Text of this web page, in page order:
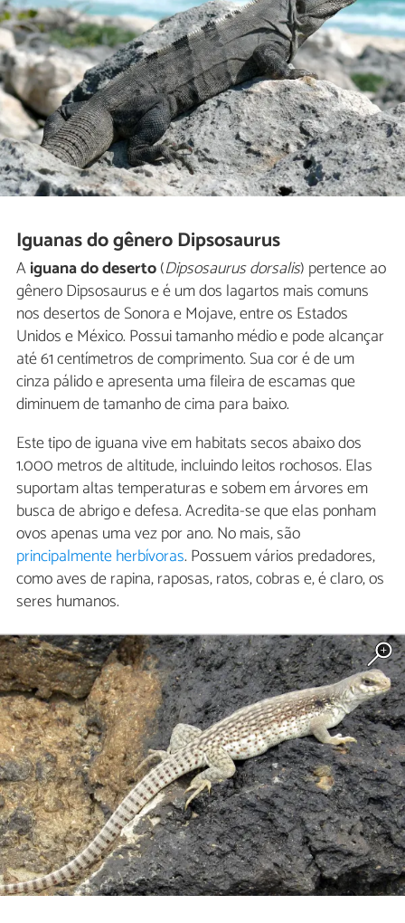
Iguanas do gênero Dipsosaurus
Aiguana do deserto(Dipsosaurus dorsalis) pertence ao
gênero Dipsosaurus e é um dos lagartos mais comuns
nos desertos de Sonora e Mojave, entre os Estados
Unidos e México. Possui tamanho médio e pode alcançar
até 61 centímetros de comprimento. Sua cor é de um
cinza pálido e apresenta uma fileira de escamas que
diminuem de tamanho de cima para baixo.
Este tipo de iguana vive em habitats secos abaixo dos
1.000 metros de altitude, incluindo leitos rochosos. Elas
suportam altas temperaturas e sobem em árvores em
busca de abrigo e defesa. Acredita-se que elas ponham
ovos apenas uma vez por ano. No mais, são
principalmente herbívoras. Possuem vários predadores,
como aves de rapina, raposas, ratos, cobras e, é claro, os
seres humanos.